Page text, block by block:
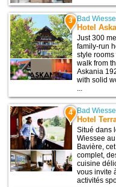
3 Bad
Hotel
Just 300
family-run
style rooms
walk from
Askania
with solid
...
4 Bad
Hotel
Situé dans
Wiessee
Bavière,
complet,
cuisine
vous invite
activités